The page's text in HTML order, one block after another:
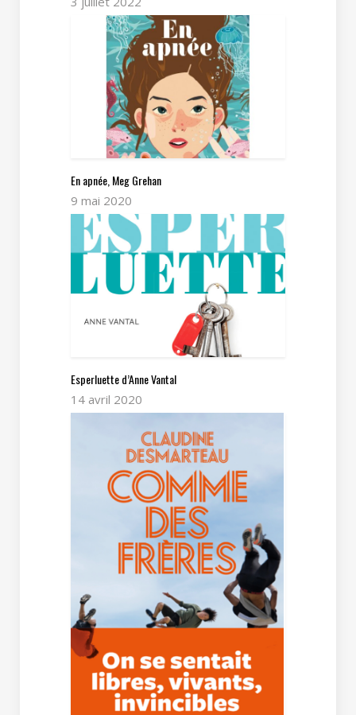
En apnée, Meg Grehan
9 mai 2020
Esperluette d’Anne Vantal
14 avril 2020